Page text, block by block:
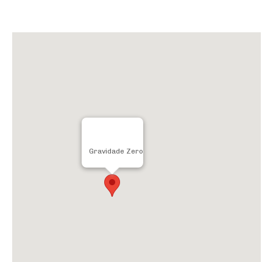
Gravidade Zero